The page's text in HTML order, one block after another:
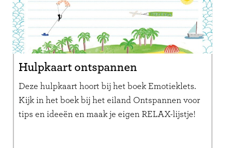
Hulpkaart ontspannen
Deze hulpkaart hoort bij het boek Emotieklets.
Kijk in het boek bij het eiland Ontspannen voor
tips en ideeën en maak je eigen RELAX-lijstje!